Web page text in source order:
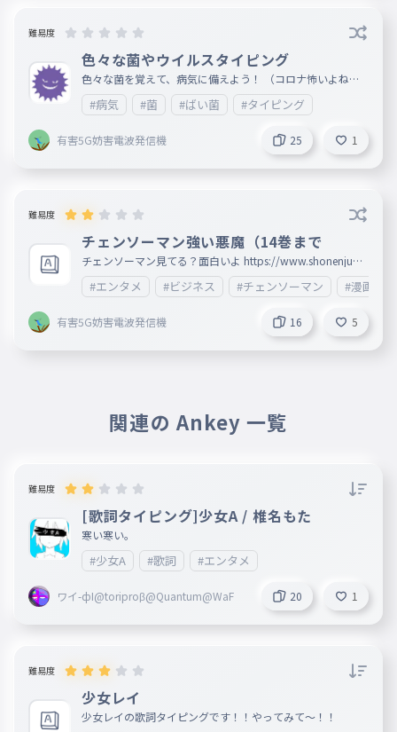
難易度
色々な菌やウイルスタイピング
色々な菌を覚えて、病気に備えよう！ （コロナ怖いよねー
風邪も流行っているので皆さんホントに気をつけてね）
参考…google先生 母の知恵
#病気 #菌 #ばい菌 #タイピング
有害5G妨害電波発信機 25 1
難易度
チェンソーマン強い悪魔（14巻まで
チェンソーマン見てる？面白いよ https://www.shonenjum
p.com/j/rensai/list/chainsaw.html試し読み
#エンタメ #ビジネス #チェンソーマン #漫画
有害5G妨害電波発信機 16 5
関連の Ankey 一覧
難易度
[歌詞タイピング]少女A / 椎名もた
寒い寒い。
#少女A #歌詞 #エンタメ
ワイ-фI@toriproβ@Quantum@WaF 20 1
難易度
少女レイ
少女レイの歌詞タイピングです！！やってみて〜！！